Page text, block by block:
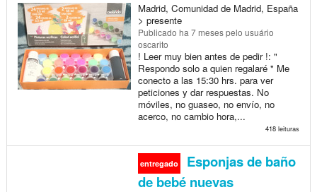
Madrid, Comunidad de Madrid, España
> presente
Publicado ha 7 mesespelo usuário
oscarito
! Leer muy bien antes de pedir !: "
Respondo solo a quien regalaré " Me
conecto a las 15:30 hrs. para ver
peticiones y dar respuestas. No
móviles, no guaseo, no envío, no
acerco, no cambio hora,...
418 leituras
entregado
Esponjas de baño
de bebé nuevas